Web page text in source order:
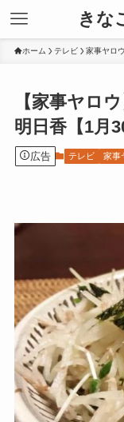
きな
ホーム テレビ 家事ヤロウ
【家事ヤロ
明日香【1月
広告 テレビ 家事